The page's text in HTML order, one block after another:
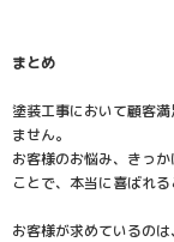
まとめ
塗装工事において顧客
ません。
お客様のお悩み、きっ
ことで、本当に喜ばれ
お客様が求めているのは